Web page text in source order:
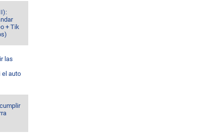
+ Tik
las
el auto